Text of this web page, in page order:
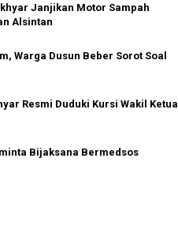
Janjikan Motor Sampah
Alsintan
Warga Dusun Beber Sorot Soal
Resmi Duduki Kursi Wakil Ketua
Bijaksana Bermedsos